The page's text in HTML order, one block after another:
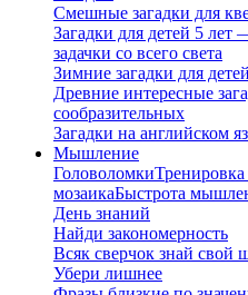
Смешные загадки для
Загадки для детей 5
задачки со всего света
Зимние загадки для
Древние интересные
сообразительных
Загадки на английском
Мышление
Головоломки
мозаикаБыстрота
День знаний
Найди закономерность
Всяк сверчок знай свой
Убери лишнее